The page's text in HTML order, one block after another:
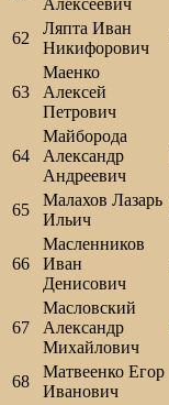
Алексеевич
62
Ляпта Иван
Никифорович
63
Маенко
Алексей
Петрович
64
Майборода
Александр
Андреевич
65
Малахов Лазарь
Ильич
66
Масленников
Иван
Денисович
67
Масловский
Александр
Михайлович
68
Матвеенко Егор
Иванович